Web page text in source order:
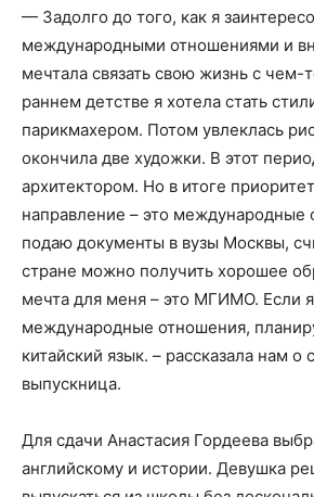
— Задолго до того, как я
международными отношениями и
мечтала связать свою жизнь с чем-
раннем детстве я хотела стать
парикмахером. Потом увлеклась
окончила две художки. В этот
архитектором. Но в итоге
направление – это международные
подаю документы в вузы Москвы,
стране можно получить хорошее
мечта для меня – это МГИМО. Если
международные отношения,
китайский язык. – рассказала нам о
выпускница.
Для сдачи Анастасия Гордеева
английскому и истории. Девушка